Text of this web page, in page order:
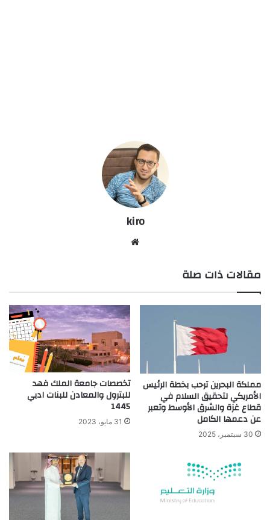
kiro
مقالات ذات صلة
مملكة البحرين ترحب بخطة الرئيس
الأمريكي لتحقيق السلام في
قطاع غزة والشرق الأوسط وتعبر
عن دعمها الكامل
30 سبتمبر، 2025
تخصصات جامعة الملك فهد
للبترول والمعادن للبنات ادبي
1445
31 مايو، 2023